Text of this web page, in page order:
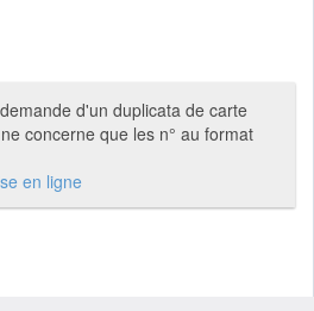
d'un duplicata de carte
concerne que les n° au format
en ligne